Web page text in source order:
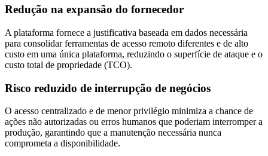
Redução na expansão do fornecedor
A plataforma fornece a justificativa baseada em dados necessária
para consolidar ferramentas de acesso remoto diferentes e de alto
custo em uma única plataforma, reduzindo o superfície de ataque e o
custo total de propriedade (TCO).
Risco reduzido de interrupção de negócios
O acesso centralizado e de menor privilégio minimiza a chance de
ações não autorizadas ou erros humanos que poderiam interromper a
produção, garantindo que a manutenção necessária nunca
comprometa a disponibilidade.